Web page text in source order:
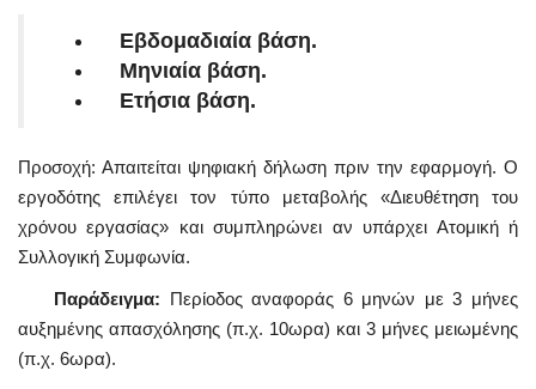
Εβδομαδιαία βάση.
Μηνιαία βάση.
Ετήσια βάση.
Προσοχή: Απαιτείται ψηφιακή δήλωση πριν την εφαρμογή. Ο
εργοδότης επιλέγει τον τύπο μεταβολής «Διευθέτηση του
χρόνου εργασίας» και συμπληρώνει αν υπάρχει Ατομική ή
Συλλογική Συμφωνία.
Παράδειγμα: Περίοδος αναφοράς 6 μηνών με 3 μήνες
αυξημένης απασχόλησης (π.χ. 10ωρα) και 3 μήνες μειωμένης
(π.χ. 6ωρα).